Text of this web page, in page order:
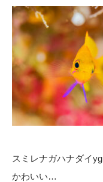
スミレナガハナダイyg
かわいい…